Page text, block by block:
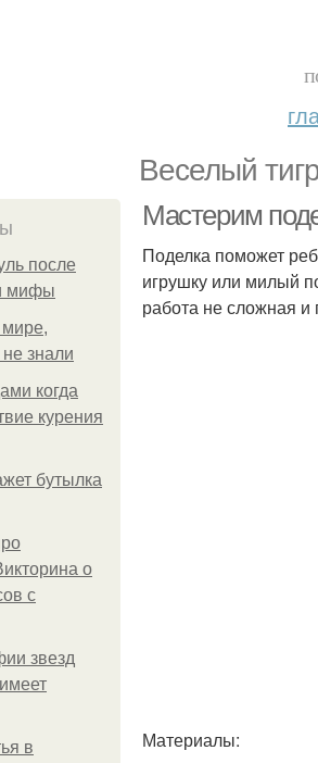
Веселый
после
мифы
знали
когда
курения
бутылка
о
с
звезд
в
Мастерим
Поделка поможет
игрушку или милый
работа не сложная и
Материалы: